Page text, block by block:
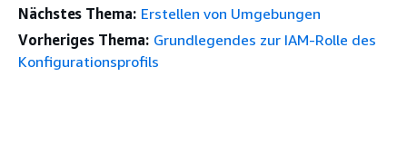
Nächstes Thema: Erstellen von Umgebungen
Vorheriges Thema: Grundlegendes zur IAM-Rolle des
Konfigurationsprofils